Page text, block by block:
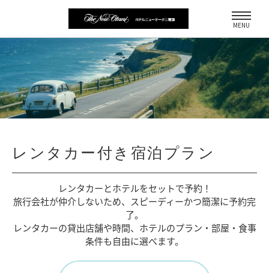
MENU
レンタカー付き宿泊プラン
レンタカーとホテルをセットで予約！
旅行会社が仲介しないため、
スピーディーかつ簡潔に予約完
了。
レンタカーの貸出店舗や時間、 ホテルのプラン・部屋・食事
条件も自由に選べます。